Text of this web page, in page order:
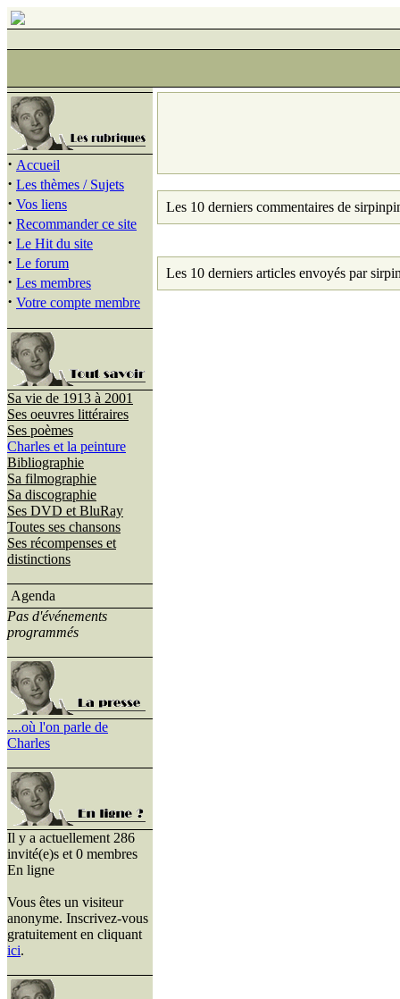
· Accueil
· Les thèmes / Sujets
· Vos liens
· Recommander ce site
· Le Hit du site
· Le forum
· Les membres
· Votre compte membre
Sa vie de 1913 à 2001
Ses oeuvres littéraires
Ses poèmes
Charles et la peinture
Bibliographie
Sa filmographie
Sa discographie
Ses DVD et BluRay
Toutes ses chansons
Ses récompenses et
distinctions
Agenda
Pas d'événements
programmés
....où l'on parle de
Charles
Il y a actuellement 286
invité(e)s et 0 membres
En ligne
Vous êtes un visiteur
anonyme. Inscrivez-vous
gratuitement en cliquant
ici.
Les 10 derniers commentaires de
Les 10 derniers articles envoyés par